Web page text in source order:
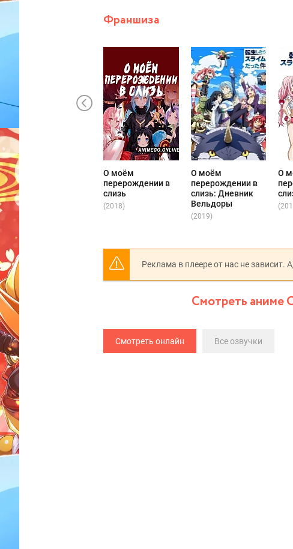
Франшиза
О моём
перерождении в
слизь
(2018)
О моём
перерождении в
слизь: Дневник
Вельдоры
(2019)
О
Реклама в плеере от нас не зависит.
Смотреть аниме
Смотреть онлайн Все озвучки